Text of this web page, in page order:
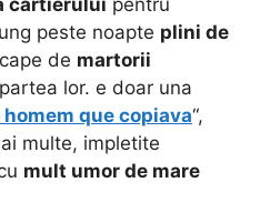
cartierului pentru
peste noapte plini de
de martorii
lor. e doar una
homem que copiava“,
multe, impletite
mult umor de mare